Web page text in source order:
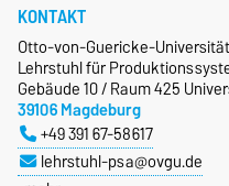
KONTAKT
Otto-von-Guericke-Universität
Lehrstuhl für
Gebäude 10 / Raum 425
39106 Magdeburg
+49 391 67-58617
lehrstuhl-psa@ovgu.de